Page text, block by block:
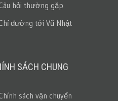
hỏi thường gặp
đường tới Vũ Nhật
SÁCH CHUNG
sách vận chuyển